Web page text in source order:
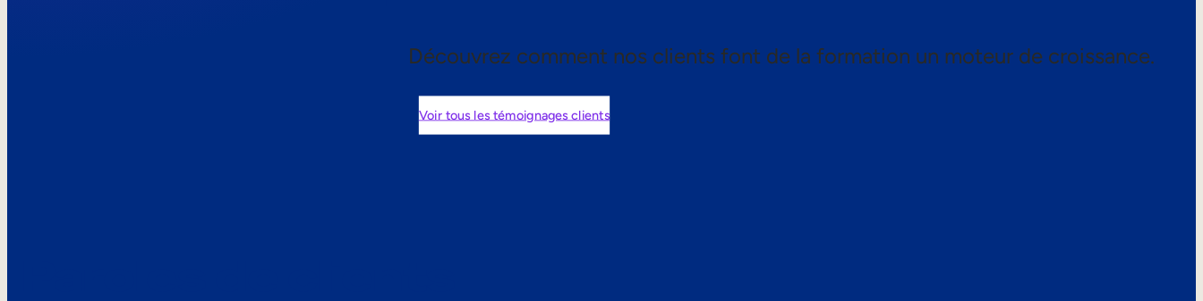
Découvrez comment nos clients font de la formation un moteur de croissance.
Voir tous les témoignages clients